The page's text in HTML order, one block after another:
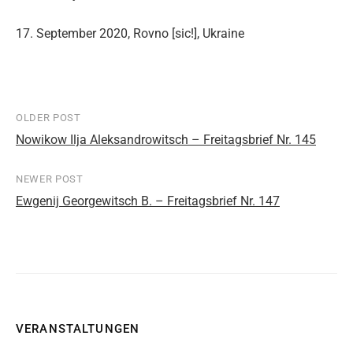
17. September 2020, Rovno [sic!], Ukraine
Post
navigation
OLDER POST
Nowikow Ilja Aleksandrowitsch – Freitagsbrief Nr. 145
NEWER POST
Ewgenij Georgewitsch B. – Freitagsbrief Nr. 147
VERANSTALTUNGEN